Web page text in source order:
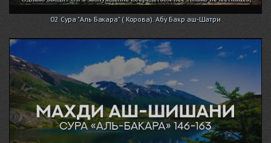
02 Сура "Аль Бакара" ( Корова). Абу Бакр аш-Шатри